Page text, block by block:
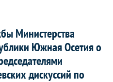
Министерства
Южная Осетия о
дискуссий по